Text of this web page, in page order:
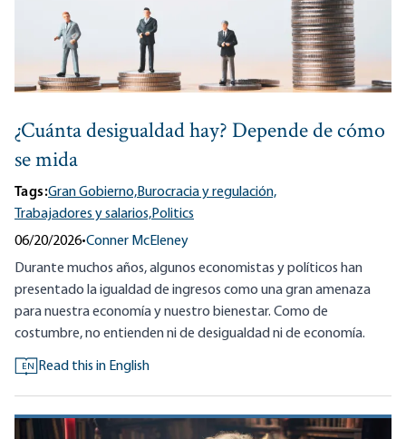
¿Cuánta desigualdad hay? Depende de cómo
se mida
Tags:Gran Gobierno,Burocracia y regulación,
Trabajadores y salarios,Politics
06/20/2026•Conner McEleney
Durante muchos años, algunos economistas y políticos han
presentado la igualdad de ingresos como una gran amenaza
para nuestra economía y nuestro bienestar. Como de
costumbre, no entienden ni de desigualdad ni de economía.
EN Read this in English